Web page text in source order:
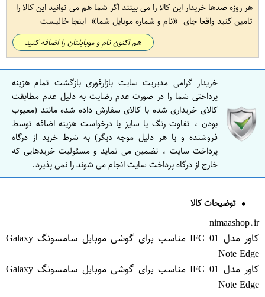
هر روزه صدها خریدار این کالا را می بینند اگر شما هم می توانید این کالا را
تامین کنید واقعا جای
نام و شماره موبایل شما اینجا خالیست
هم اکنون نام و موبایلتان را اضافه کنید
خریدار گرامی مدیریت سایت بازارفوری بازگشت تمام هزینه
پرداختی شما را در صورت عدم رضایت به دلیل عدم مطابقت
کالای خریداری شده با کالای سفارش داده شده مانند (معیوب
بودن ، تفاوت رنگ یا سایز یا درخواست هزینه اضافه توسط
فروشنده و یا هر دلیل موجه دیگر) به شرط خرید از درگاه
پرداخت سایت ، تضمین می نماید و مسئولیت خریدهایی که
خارج از درگاه پرداخت سایت انجام می شوند را نمی پذیرد.
توضیحات کالا
nimaashop.ir
کاور مدل IFC_01 مناسب برای گوشی موبایل سامسونگ Galaxy
Note Edge
کاور مدل IFC_01 مناسب برای گوشی موبایل سامسونگ Galaxy
Note Edge